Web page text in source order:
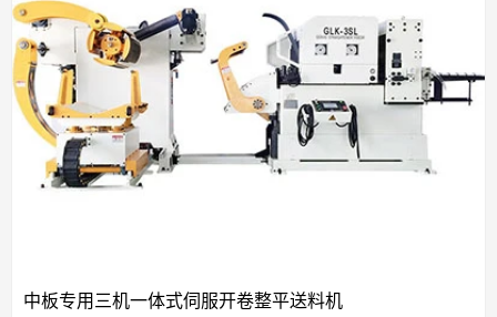
中板专用三机一体式伺服开卷整平送料机